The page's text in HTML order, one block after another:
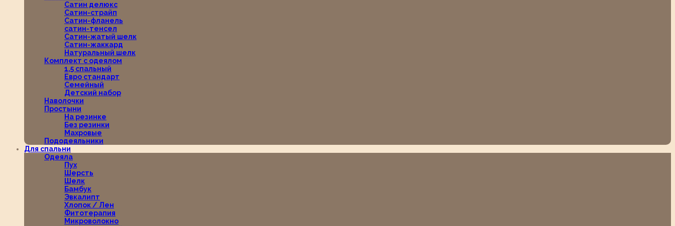
Сатин делюкс
Сатин-страйп
Сатин-фланель
сатин-тенсел
Сатин-жатый шелк
Сатин-жаккард
Натуральный шелк
Комплект с одеялом
1,5 спальный
Евро стандарт
Семейный
Детский набор
Наволочки
Простыни
На резинке
Без резинки
Махровые
Пододеяльники
Для спальни
Одеяла
Пух
Шерсть
Шелк
Бамбук
Эвкалипт
Хлопок / Лен
Фитотерапия
Микроволокно